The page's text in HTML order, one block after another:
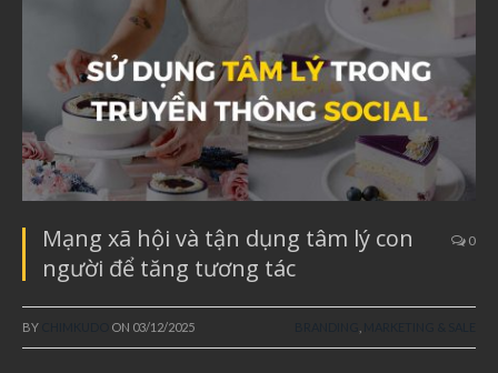
Mạng xã hội và tận dụng tâm lý con
người để tăng tương tác
0
BY ON 03/12/2025